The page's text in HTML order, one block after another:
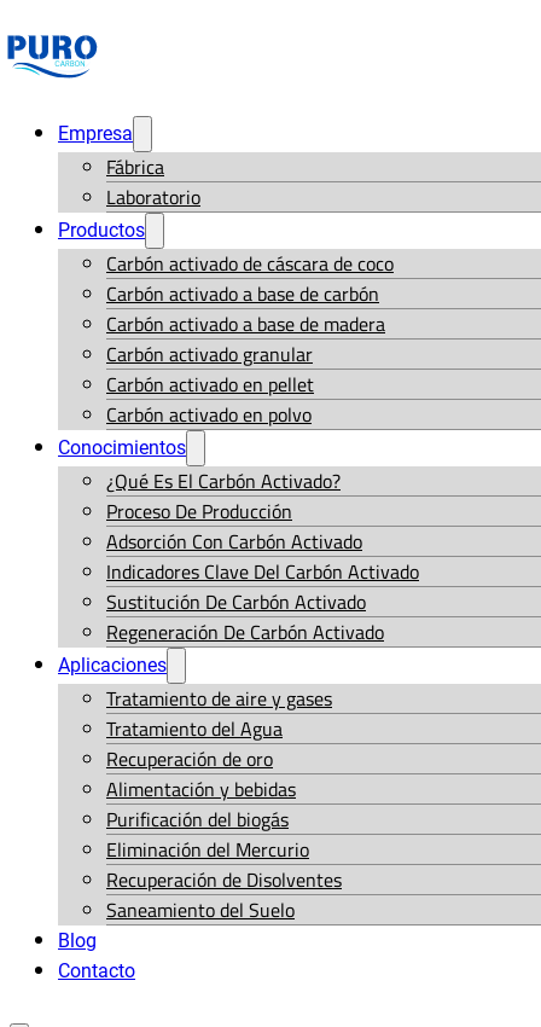
Empresa
Fábrica
Laboratorio
Productos
Carbón activado de cáscara de coco
Carbón activado a base de carbón
Carbón activado a base de madera
Carbón activado granular
Carbón activado en pellet
Carbón activado en polvo
Conocimientos
¿Qué Es El Carbón Activado?
Proceso De Producción
Adsorción Con Carbón Activado
Indicadores Clave Del Carbón Activado
Sustitución De Carbón Activado
Regeneración De Carbón Activado
Aplicaciones
Tratamiento de aire y gases
Tratamiento del Agua
Recuperación de oro
Alimentación y bebidas
Purificación del biogás
Eliminación del Mercurio
Recuperación de Disolventes
Saneamiento del Suelo
Blog
Contacto